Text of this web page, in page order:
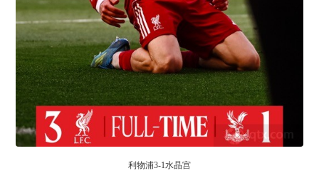
利物浦3-1水晶宫